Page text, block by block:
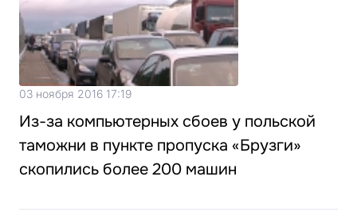
03 ноября 2016 17:19
Из-за компьютерных сбоев у польской
таможни в пункте пропуска «Брузги»
скопились более 200 машин